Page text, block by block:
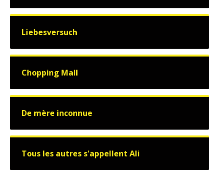
Liebesversuch
Chopping Mall
De mère inconnue
Tous les autres s'appellent Ali